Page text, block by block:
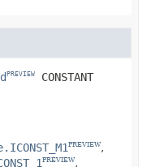
PREVIEW CONSTANT
PREVIEW
PREVIEW